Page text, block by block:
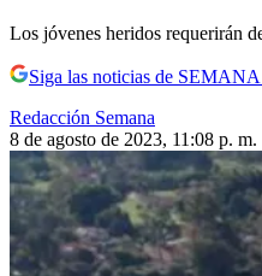
Los jóvenes heridos requerirán
Siga las noticias de
Redacción Semana
8 de agosto de 2023, 11:08 p. m.